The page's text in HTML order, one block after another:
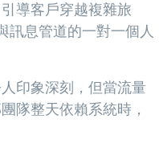
導客戶穿越複雜旅
訊息管道的一對一個人
印象深刻，但當流量
隊整天依賴系統時，